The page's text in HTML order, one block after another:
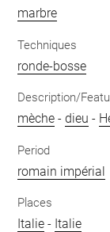
marbre
Techniques
ronde-bosse
Description/
mèche -dieu -
Period
romain impérial
Places
Italie - Italie